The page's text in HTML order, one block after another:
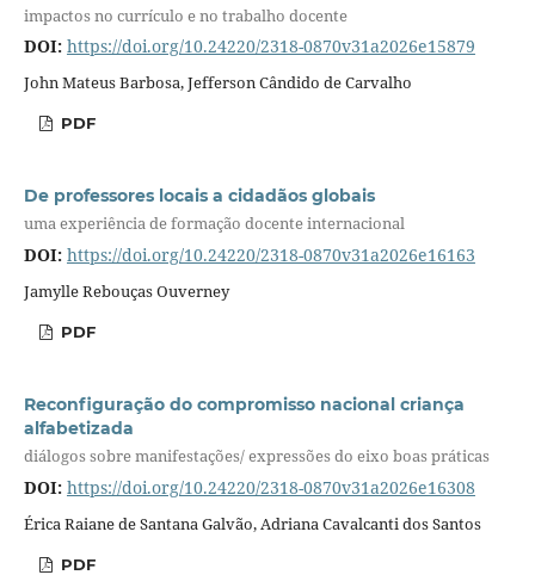
impactos no currículo e no trabalho docente
DOI: https://doi.org/10.24220/2318-0870v31a2026e15879
John Mateus Barbosa, Jefferson Cândido de Carvalho
PDF
De professores locais a cidadãos globais
uma experiência de formação docente internacional
DOI: https://doi.org/10.24220/2318-0870v31a2026e16163
Jamylle Rebouças Ouverney
PDF
Reconfiguração do compromisso nacional criança
alfabetizada
diálogos sobre manifestações/ expressões do eixo boas práticas
DOI: https://doi.org/10.24220/2318-0870v31a2026e16308
Érica Raiane de Santana Galvão, Adriana Cavalcanti dos Santos
PDF